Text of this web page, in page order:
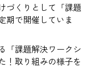
づくりとして「課題
期で開催していま
「課題解決ワークシ
！取り組みの様子を